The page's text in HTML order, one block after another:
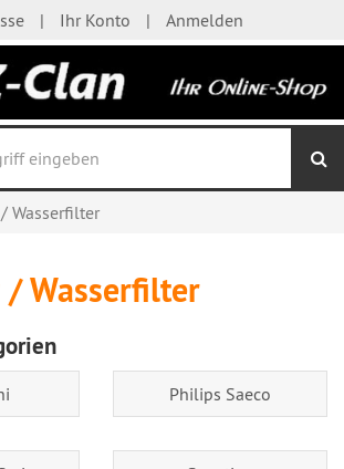
Ihr Konto Anmelden
Wasserfilter
Wasserfilter
Philips Saeco